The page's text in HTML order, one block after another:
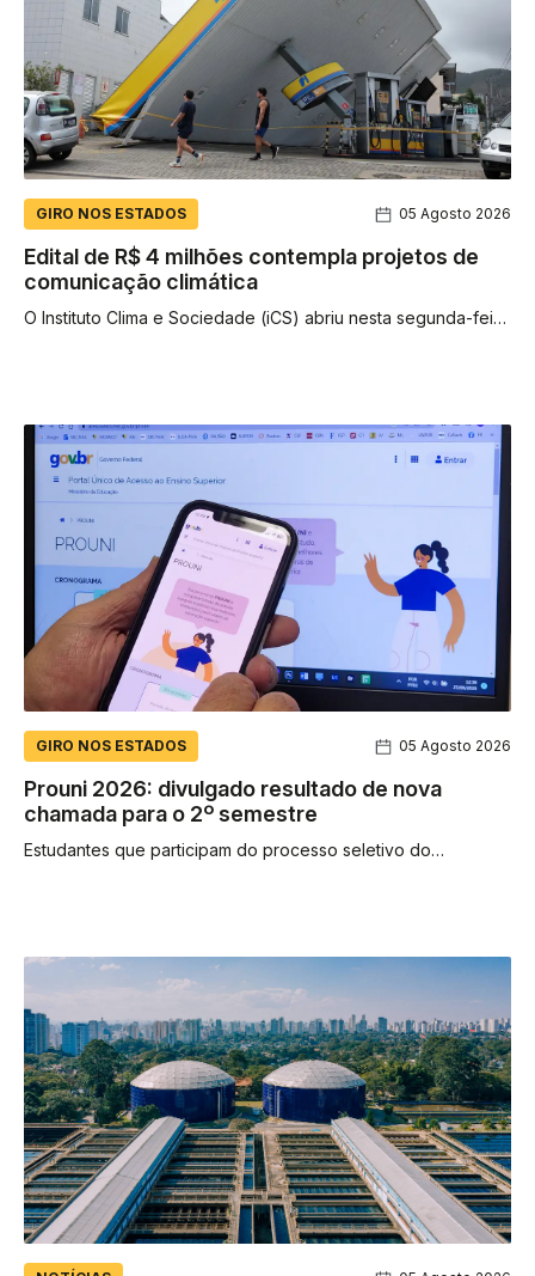
GIRO NOS ESTADOS 05 Agosto 2026
Edital de R$ 4 milhões contempla projetos de
comunicação climática
O Instituto Clima e Sociedade (iCS) abriu nesta segunda-feira
GIRO NOS ESTADOS 05 Agosto 2026
Prouni 2026: divulgado resultado de nova
chamada para o 2º semestre
Estudantes que participam do processo seletivo do